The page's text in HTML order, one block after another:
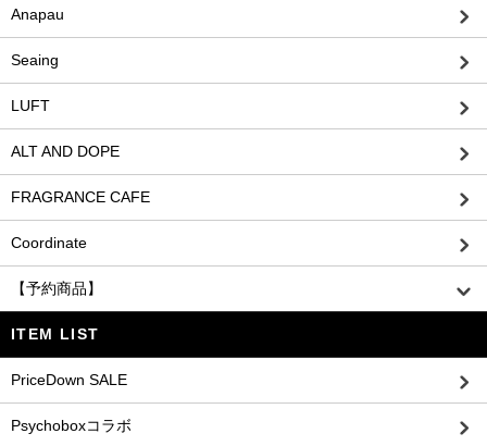
Anapau
Seaing
LUFT
ALT AND DOPE
FRAGRANCE CAFE
Coordinate
【予約商品】
ITEM LIST
PriceDown SALE
Psychoboxコラボ